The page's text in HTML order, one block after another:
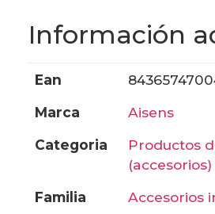
Información
ean
marca
aisens
categoria
productos de informatica
(accesorios)
familia